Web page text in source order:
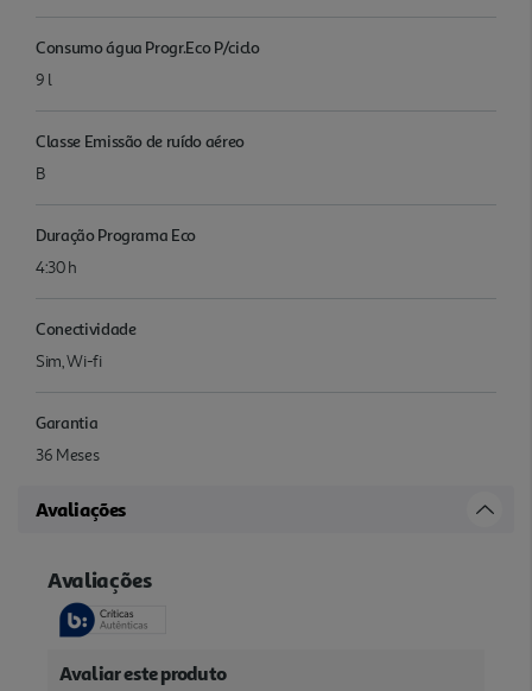
Consumo água Progr.Eco P/ciclo
9 l
Classe Emissão de ruído aéreo
B
Duração Programa Eco
4:30 h
Conectividade
Sim, Wi-fi
Garantia
36 Meses
Avaliações